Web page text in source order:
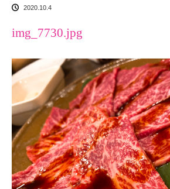
2020.10.4
img_7730.jpg